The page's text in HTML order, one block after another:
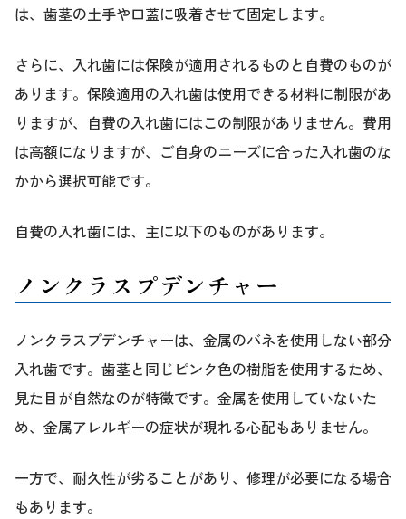
は、歯茎の土手や口蓋に吸着させて固定します。
さらに、入れ歯には保険が適用されるものと自費のものが
あります。保険適用の入れ歯は使用できる材料に制限があ
りますが、自費の入れ歯にはこの制限がありません。費用
は高額になりますが、ご自身のニーズに合った入れ歯のな
かから選択可能です。
自費の入れ歯には、主に以下のものがあります。
ノンクラスプデンチャー
ノンクラスプデンチャーは、金属のバネを使用しない部分
入れ歯です。歯茎と同じピンク色の樹脂を使用するため、
見た目が自然なのが特徴です。金属を使用していないた
め、金属アレルギーの症状が現れる心配もありません。
一方で、耐久性が劣ることがあり、修理が必要になる場合
もあります。